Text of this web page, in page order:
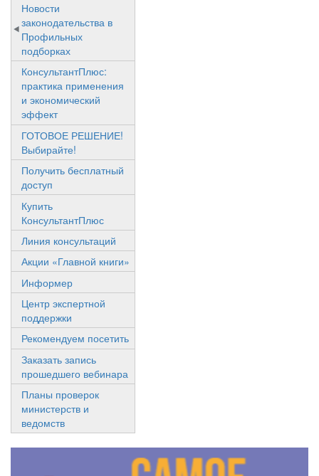
Новости
законодательства в
Профильных
подборках
КонсультантПлюс:
практика применения
и экономический
эффект
ГОТОВОЕ РЕШЕНИЕ!
Выбирайте!
Получить бесплатный
доступ
Купить
КонсультантПлюс
Линия консультаций
Акции «Главной книги»
Информер
Центр экспертной
поддержки
Рекомендуем посетить
Заказать запись
прошедшего вебинара
Планы проверок
министерств и
ведомств